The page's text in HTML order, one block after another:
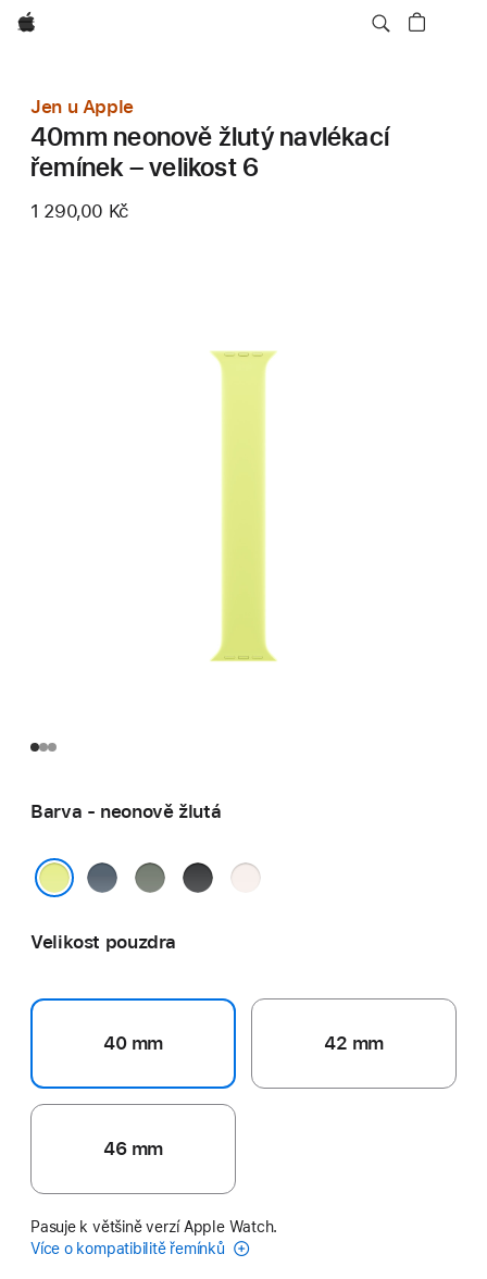
Apple
Jen u Apple
40mm neonově žlutý navlékací
řemínek – velikost 6
1 290,00 Kč
Barva - neonově žlutá
ocelovězelenošedá
černá světle
Velikost pouzdra
40 mm 42 mm
46 mm
Pasuje k většině verzí Apple Watch.
Více o kompatibilitě řemínků